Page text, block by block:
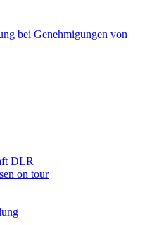
bei Genehmigungen von
DLR
on tour